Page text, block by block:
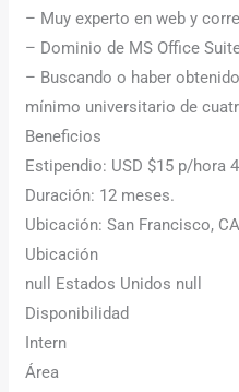
– Muy experto en web y
– Dominio de MS Office
– Buscando o haber
mínimo universitario de
Beneficios
Estipendio: USD $15 p/hora
Duración: 12 meses.
Ubicación: San Francisco,
Ubicación
null Estados Unidos null
Disponibilidad
Intern
Área